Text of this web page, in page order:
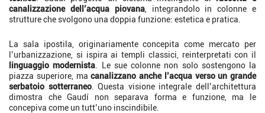
canalizzazione dell’acqua piovana, integrandolo in colonne e
strutture che svolgono una doppia funzione: estetica e pratica.
La sala ipostila, originariamente concepita come mercato per
l’urbanizzazione, si ispira ai templi classici, reinterpretati con il
linguaggio modernista . Le sue colonne non solo sostengono la
piazza superiore, macanalizzano anche l’acqua verso un grande
serbatoio sotterraneo. Questa visione integrale dell’architettura
dimostra che Gaudí non separava forma e funzione, ma le
concepiva come un tutt’uno inscindibile.